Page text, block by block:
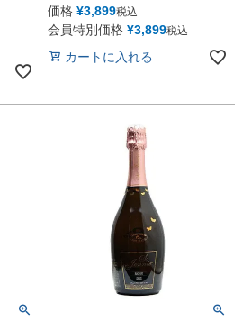
価格 ¥3,899税込
会員特別価格 ¥3,899税込
カートに入れる